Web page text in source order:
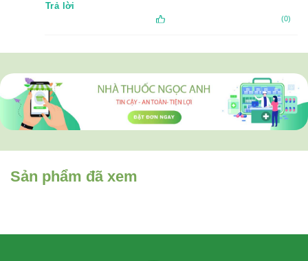
Trả lời
(0)
Sản phẩm đã xem